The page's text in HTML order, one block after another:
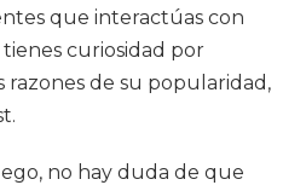
que interactúas con
tienes curiosidad por
razones de su popularidad,
no hay duda de que